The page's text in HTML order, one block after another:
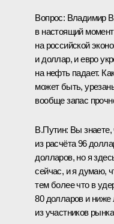
Вопрос: Владимир
в настоящий
на российской
и доллар, и евро
на нефть падает.
может быть,
вообще запас
В.Путин: Вы знаете,
из расчёта 96
долларов, но я
сейчас, и я думаю,
тем более что в
80 долларов и
из участников